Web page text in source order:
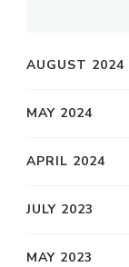
AUGUST 2024
MAY 2024
APRIL 2024
JULY 2023
MAY 2023